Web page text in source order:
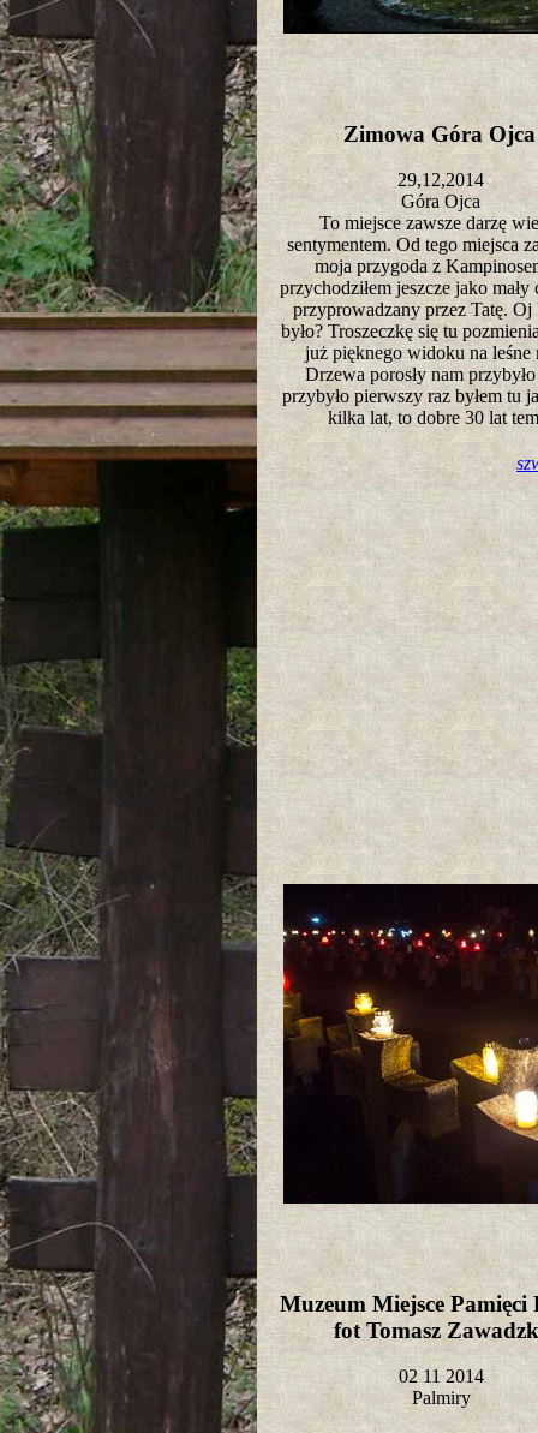
Zimowa Góra
29,12,2014
Góra Ojca
To miejsce zawsze darzę
sentymentem. Od tego miejsca
moja przygoda z
przychodziłem jeszcze jako mały
przyprowadzany przez Tatę. Oj
było? Troszeczkę się tu
już pięknego widoku na leśne
Drzewa porosły nam
przybyło pierwszy raz byłem tu
kilka lat, to dobre 30 lat
Muzeum Miejsce Pamięci
fot Tomasz
02 11 2014
Palmiry